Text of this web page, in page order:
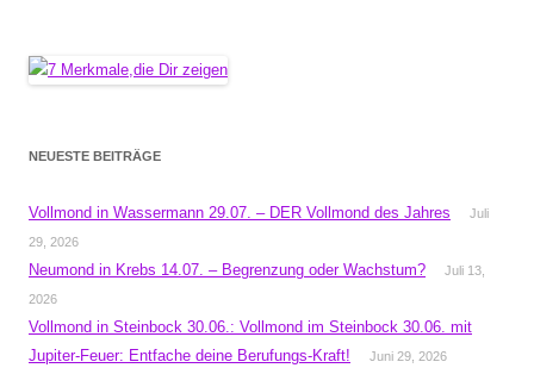
NEUESTE BEITRÄGE
Vollmond in Wassermann 29.07. – DER Vollmond des Jahres
Juli
29, 2026
Neumond in Krebs 14.07. – Begrenzung oder Wachstum?
Juli 13,
2026
Vollmond in Steinbock 30.06.: Vollmond im Steinbock 30.06. mit
Jupiter-Feuer: Entfache deine Berufungs-Kraft!
Juni 29, 2026